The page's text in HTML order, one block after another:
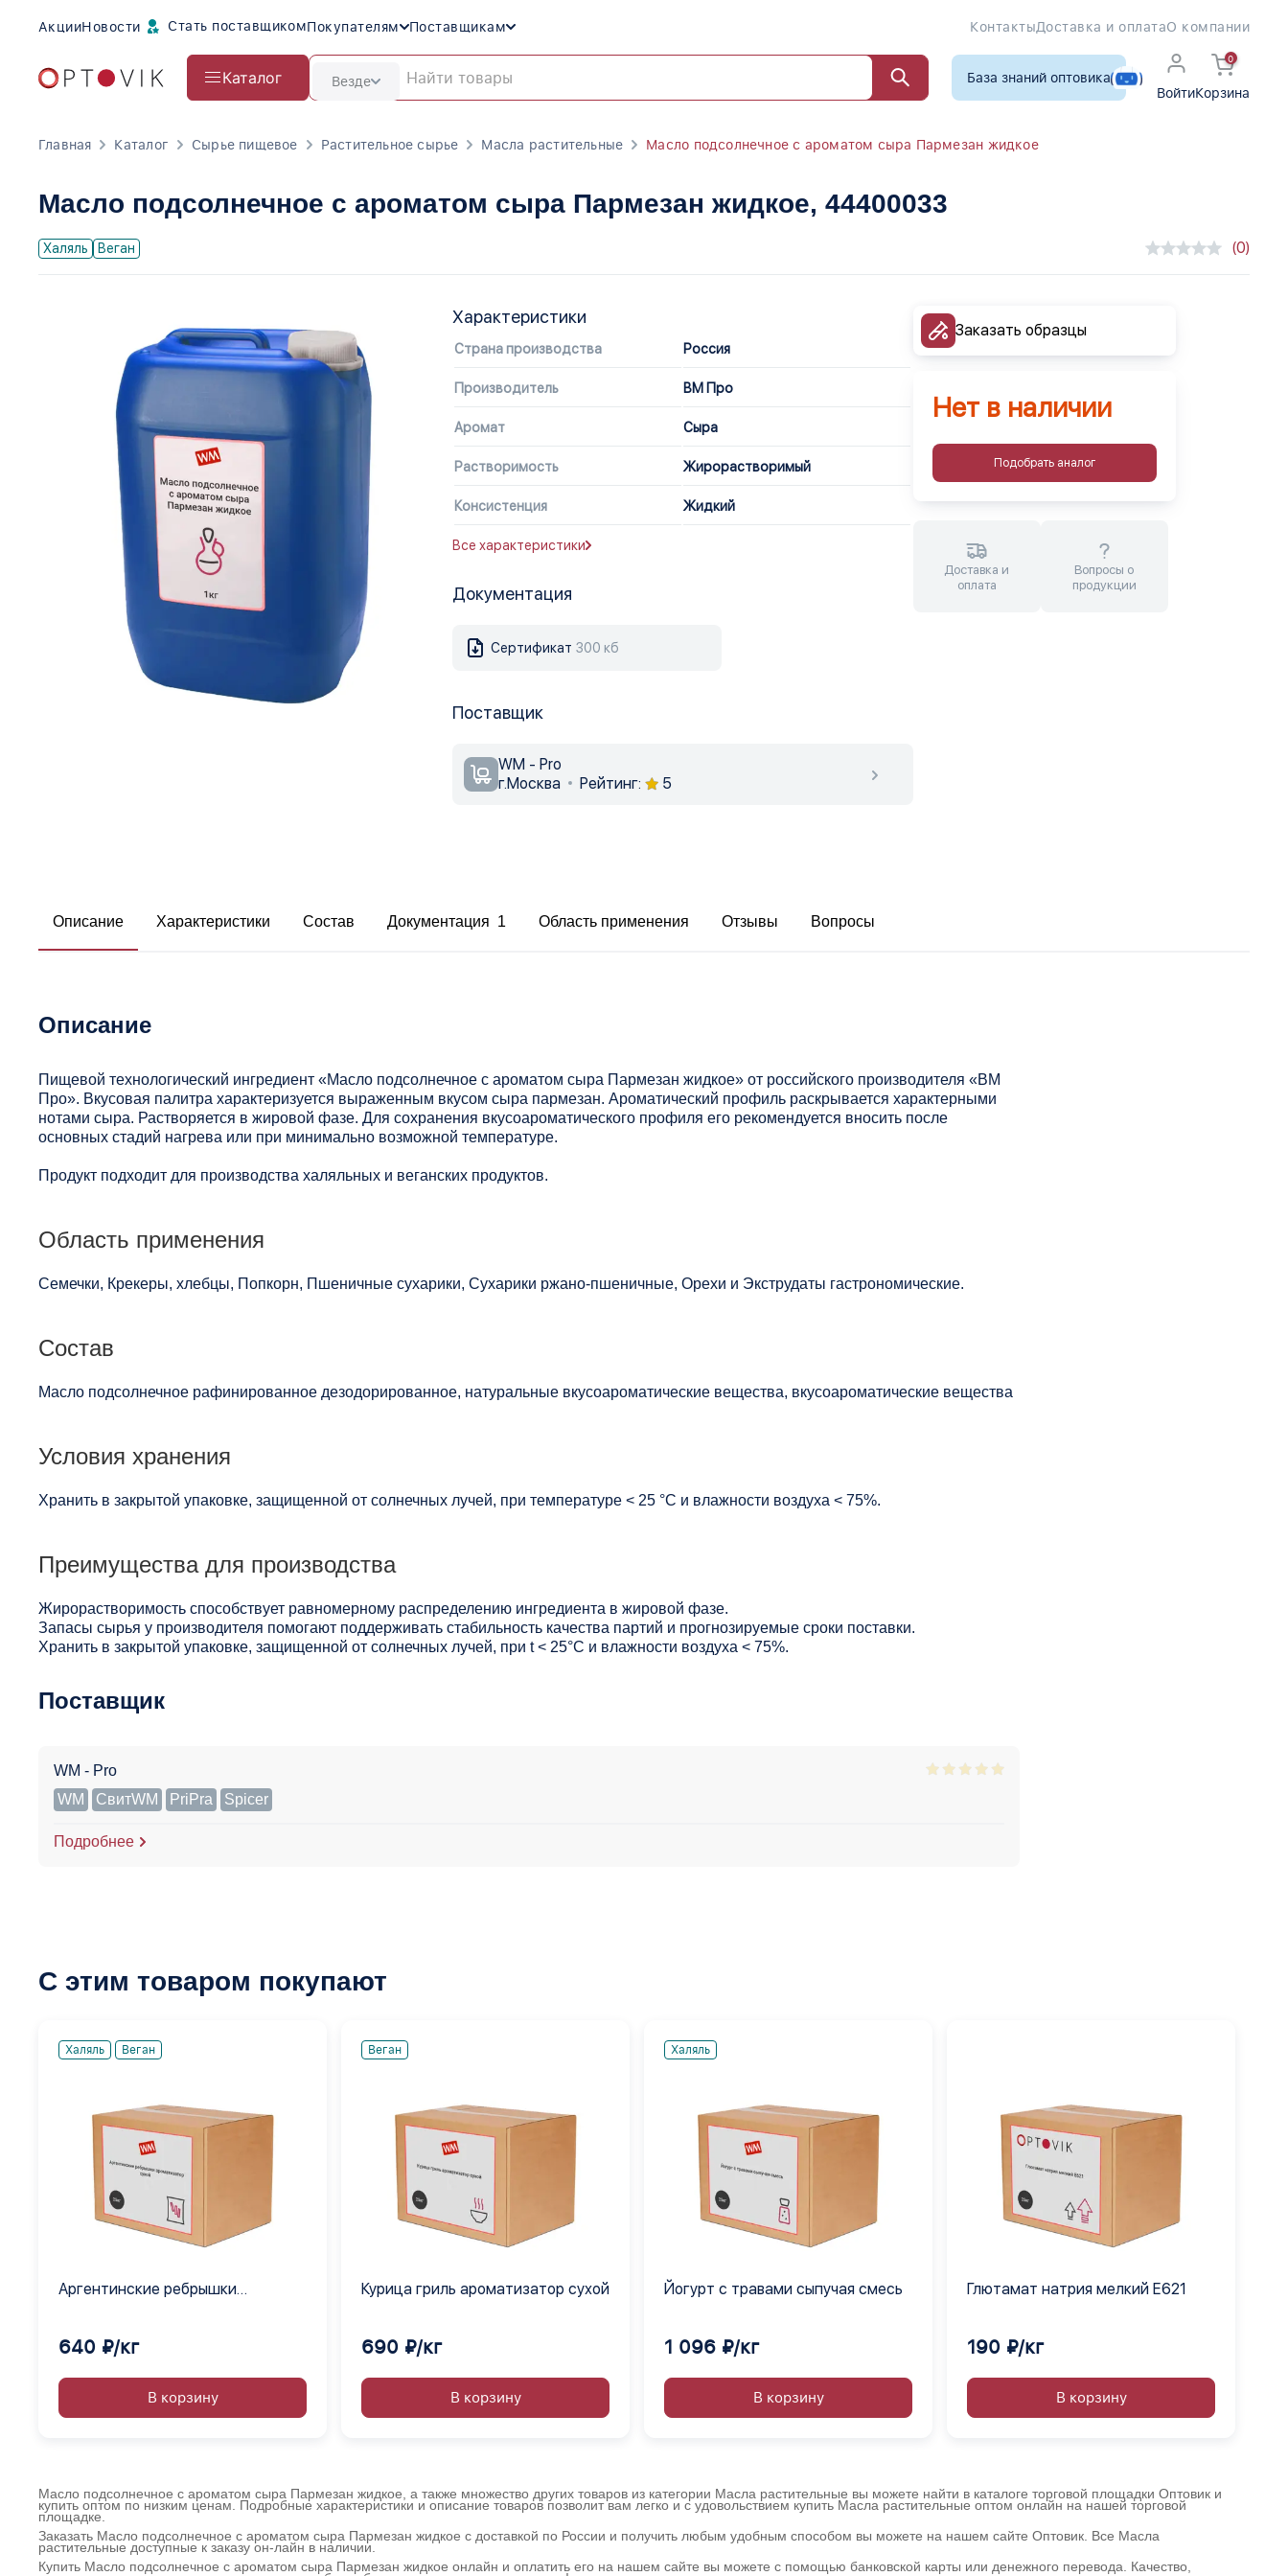
АкцииНовости Стать поставщикомПокупателям Поставщикам КонтактыДоставка и оплатаО компании
Каталог Везде
База знаний оптовика
Войти
0
Корзина
Главная Каталог Сырье пищевое Растительное сырье Масла растительные Масло подсолнечное с ароматом сыра Пармезан жидкое
Масло подсолнечное с ароматом сыра Пармезан жидкое, 44400033
Халяль Веган (0)
Характеристики
Страна производства Россия
Производитель ВМ Про
Аромат Сыра
Растворимость Жирорастворимый
Консистенция Жидкий
Все характеристики
Документация
Сертификат 300 кб
Поставщик
WM - Pro
г.Москва
Рейтинг: 5
Заказать образцы
Нет в наличии
Подобрать аналог
Доставка и
оплата
Вопросы о
продукции
Описание Характеристики Состав Документация 1 Область применения Отзывы Вопросы
Описание
Пищевой технологический ингредиент «Масло подсолнечное с ароматом сыра Пармезан жидкое» от российского производителя «ВМ
Про». Вкусовая палитра характеризуется выраженным вкусом сыра пармезан. Ароматический профиль раскрывается характерными
нотами сыра. Растворяется в жировой фазе. Для сохранения вкусоароматического профиля его рекомендуется вносить после
основных стадий нагрева или при минимально возможной температуре.
Продукт подходит для производства халяльных и веганских продуктов.
Область применения
Семечки, Крекеры, хлебцы, Попкорн, Пшеничные сухарики, Сухарики ржано-пшеничные, Орехи и Экструдаты гастрономические.
Состав
Масло подсолнечное рафинированное дезодорированное, натуральные вкусоароматические вещества, вкусоароматические вещества
Условия хранения
Хранить в закрытой упаковке, защищенной от солнечных лучей, при температуре < 25 °C и влажности воздуха < 75%.
Преимущества для производства
Жирорастворимость способствует равномерному распределению ингредиента в жировой фазе.
Запасы сырья у производителя помогают поддерживать стабильность качества партий и прогнозируемые сроки поставки.
Хранить в закрытой упаковке, защищенной от солнечных лучей, при t < 25°С и влажности воздуха < 75%.
Поставщик
WM - Pro
WM
СвитWM PriPra Spicer
Подробнее
С этим товаром покупают
Халяль Веган
Аргентинские ребрышки
640 ₽/кг
В корзину
Веган
Курица гриль ароматизатор сухой
690 ₽/кг
В корзину
Халяль
Йогурт с травами сыпучая смесь
1 096 ₽/кг
В корзину
Глютамат натрия мелкий Е621
190 ₽/кг
В корзину
Масло подсолнечное с ароматом сыра Пармезан жидкое, а также множество других товаров из категории Масла растительные вы можете найти в каталоге торговой площадки Оптовик и
купить оптом по низким ценам. Подробные характеристики и описание товаров позволит вам легко и с удовольствием купить Масла растительные оптом онлайн на нашей торговой
площадке.
Заказать Масло подсолнечное с ароматом сыра Пармезан жидкое с доставкой по России и получить любым удобным способом вы можете на нашем сайте Оптовик. Все Масла
растительные доступные к заказу он-лайн в наличии.
Купить Масло подсолнечное с ароматом сыра Пармезан жидкое онлайн и оплатить его на нашем сайте вы можете с помощью банковской карты или денежного перевода. Качество,